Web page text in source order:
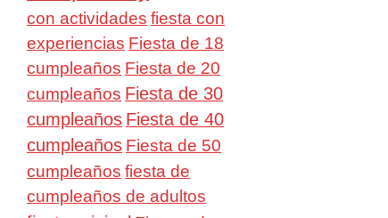
con actividades fiesta con
experiencias Fiesta de 18
cumpleaños Fiesta de 20
cumpleaños Fiesta de 30
cumpleaños Fiesta de 40
cumpleaños Fiesta de 50
cumpleaños fiesta de
cumpleaños de adultos